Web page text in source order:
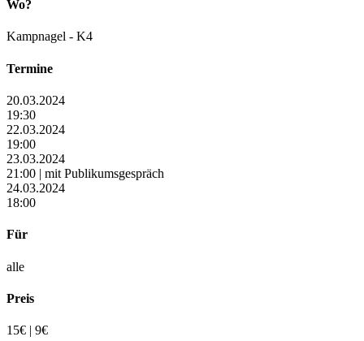
Wo?
Kampnagel - K4
Termine
20.03.2024
19:30
22.03.2024
19:00
23.03.2024
21:00 | mit Publikumsgespräch
24.03.2024
18:00
Für
alle
Preis
15€ | 9€